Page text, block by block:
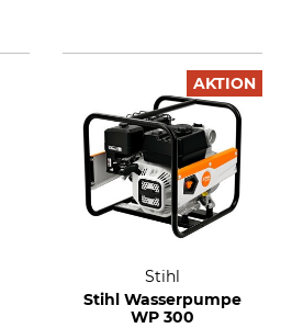
AKTION
Stihl
Stihl Wasserpumpe
WP 300